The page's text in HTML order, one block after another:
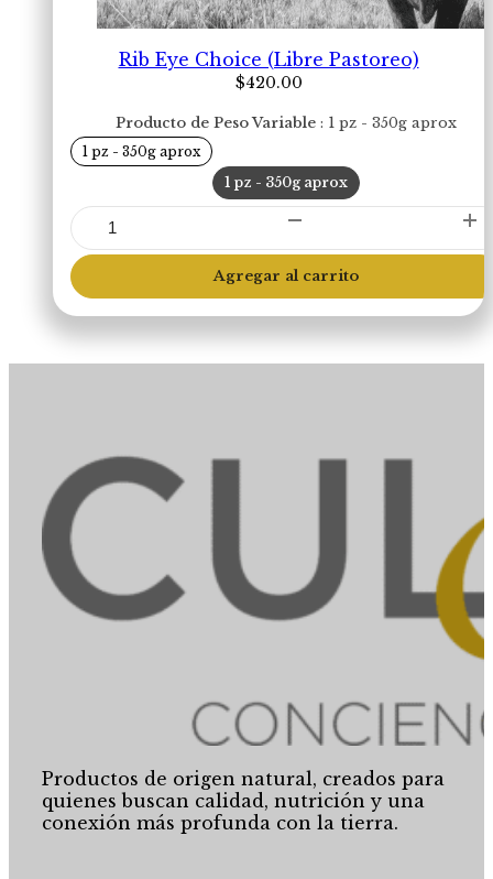
Rib Eye Choice (Libre Pastoreo)
$420.00
Producto de Peso Variable 1 pz - 350g aprox
1 pz - 350g aprox
1 pz - 350g aprox
Rib
Eye
Choice
(Libre
Pastoreo)
Agregar al carrito
Productos de origen natural, creados para
quienes buscan calidad, nutrición y una
conexión más profunda con la tierra.